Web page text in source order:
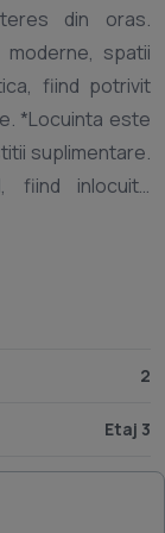
din oras.
spatii
fiind potrivit
*Locuinta este
suplimentare.
fiind inlocuite
fost montate
fiind trasa
- Instalatii
gaz; - Geamuri
spital, statii
2
Etaj 3